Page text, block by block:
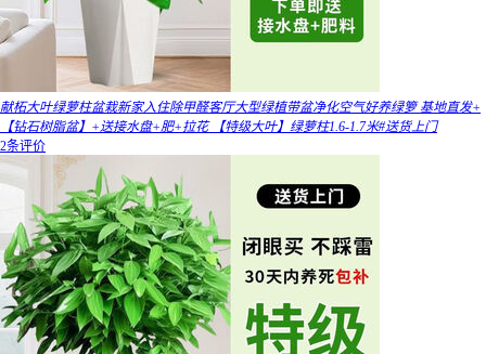
献柘大叶绿萝柱盆栽新家入住除甲醛客厅大型绿植带盆净化空气好养绿箩 基地直发+
【钻石树脂盆】+送接水盘+肥+拉花 【特级大叶】绿萝柱1.6-1.7米#送货上门
2条评价